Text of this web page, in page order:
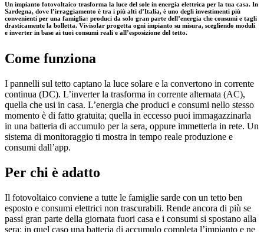
Un impianto fotovoltaico trasforma la luce del sole in energia elettrica per la tua casa. In
Sardegna, dove l’irraggiamento è tra i più alti d’Italia, è uno degli investimenti più
convenienti per una famiglia: produci da solo gran parte dell’energia che consumi e tagli
drasticamente la bolletta. Vivisolar progetta ogni impianto su misura, scegliendo moduli
e inverter in base ai tuoi consumi reali e all’esposizione del tetto.
Come funziona
I pannelli sul tetto captano la luce solare e la convertono in corrente
continua (DC). L’inverter la trasforma in corrente alternata (AC),
quella che usi in casa. L’energia che produci e consumi nello stesso
momento è di fatto gratuita; quella in eccesso puoi immagazzinarla
in una batteria di accumulo per la sera, oppure immetterla in rete. Un
sistema di monitoraggio ti mostra in tempo reale produzione e
consumi dall’app.
Per chi è adatto
Il fotovoltaico conviene a tutte le famiglie sarde con un tetto ben
esposto e consumi elettrici non trascurabili. Rende ancora di più se
passi gran parte della giornata fuori casa e i consumi si spostano alla
sera: in quel caso una batteria di accumulo completa l’impianto e ne